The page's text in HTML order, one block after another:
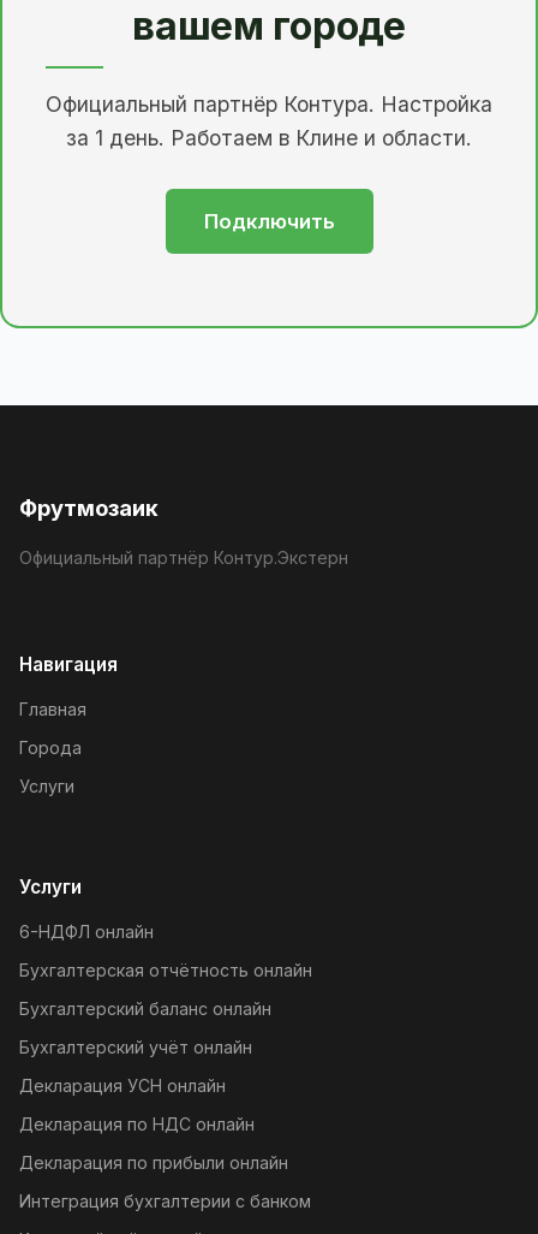
вашем городе
Официальный партнёр Контура. Настройка
за 1 день. Работаем в Клине и области.
Подключить
Фрутмозаик
Официальный партнёр Контур.Экстерн
Навигация
Главная
Города
Услуги
Услуги
6-НДФЛ онлайн
Бухгалтерская отчётность онлайн
Бухгалтерский баланс онлайн
Бухгалтерский учёт онлайн
Декларация УСН онлайн
Декларация по НДС онлайн
Декларация по прибыли онлайн
Интеграция бухгалтерии с банком